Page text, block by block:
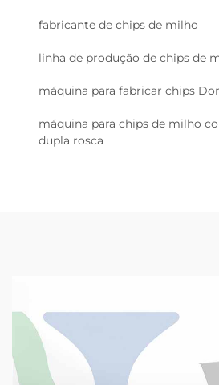
fabricante de chips de milho
linha de produção de chips de
máquina para fabricar chips
máquina para chips de milho
dupla rosca